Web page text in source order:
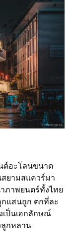
ด์อะโลนขนาด
สยามสแควร์มา
ภาพยนตร์ทั้งไทย
กแสนถูก ตกที่ละ
ป็นเอกลักษณ์
ลูกหลาน